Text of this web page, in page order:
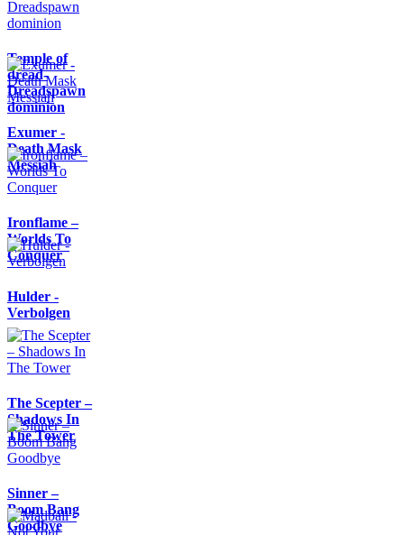
Temple of
dread-
Dreadspawn
dominion
Exumer -
Death Mask
Messiah
Ironflame –
Worlds To
Conquer
Hulder -
Verbolgen
The Scepter –
Shadows In
The Tower
Sinner –
Boom Bang
Goodbye